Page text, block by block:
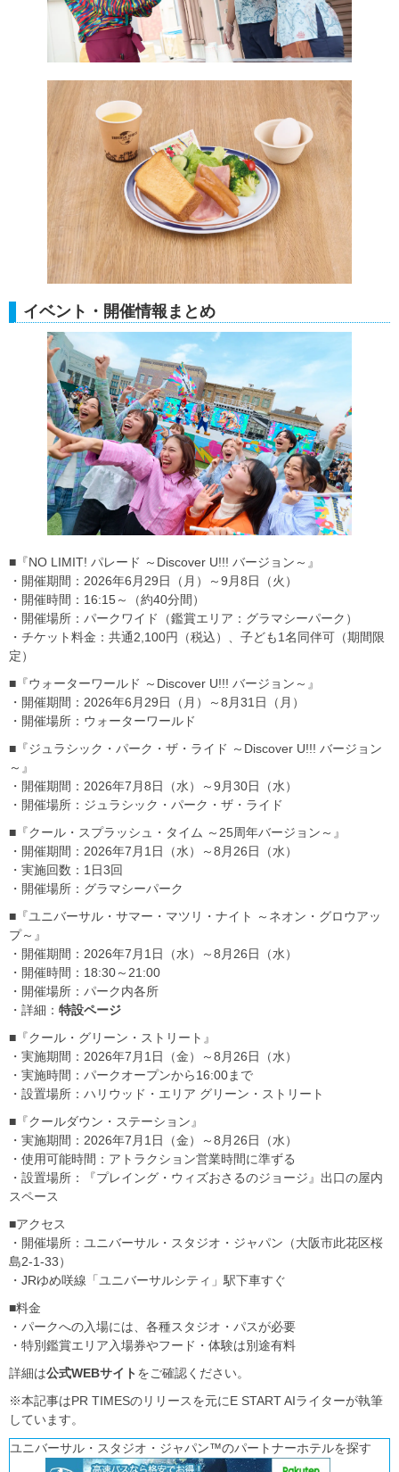
イベント・開催情報まとめ
■『NO LIMIT! パレード ～Discover U!!! バージョン～』
・開催期間：2026年6月29日（月）～9月8日（火）
・開催時間：16:15～（約40分間）
・開催場所：パークワイド（鑑賞エリア：グラマシーパーク）
・チケット料金：共通2,100円（税込）、子ども1名同伴可（期間限
定）
■『ウォーターワールド ～Discover U!!! バージョン～』
・開催期間：2026年6月29日（月）～8月31日（月）
・開催場所：ウォーターワールド
■『ジュラシック・パーク・ザ・ライド ～Discover U!!! バージョン
～』
・開催期間：2026年7月8日（水）～9月30日（水）
・開催場所：ジュラシック・パーク・ザ・ライド
■『クール・スプラッシュ・タイム ～25周年バージョン～』
・開催期間：2026年7月1日（水）～8月26日（水）
・実施回数：1日3回
・開催場所：グラマシーパーク
■『ユニバーサル・サマー・マツリ・ナイト ～ネオン・グロウアッ
プ～』
・開催期間：2026年7月1日（水）～8月26日（水）
・開催時間：18:30～21:00
・開催場所：パーク内各所
・詳細： 特設ページ
■『クール・グリーン・ストリート』
・実施期間：2026年7月1日（金）～8月26日（水）
・実施時間：パークオープンから16:00まで
・設置場所：ハリウッド・エリア グリーン・ストリート
■『クールダウン・ステーション』
・実施期間：2026年7月1日（金）～8月26日（水）
・使用可能時間：アトラクション営業時間に準ずる
・設置場所：『プレイング・ウィズおさるのジョージ』出口の屋内
スペース
■アクセス
・開催場所：ユニバーサル・スタジオ・ジャパン（大阪市此花区桜
島2-1-33）
・JRゆめ咲線「ユニバーサルシティ」駅下車すぐ
■料金
・パークへの入場には、各種スタジオ・パスが必要
・特別鑑賞エリア入場券やフード・体験は別途有料
詳細は公式WEBサイト をご確認ください。
※本記事はPR TIMESのリリースを元にE START AIライターが執筆
しています。
ユニバーサル・スタジオ・ジャパン™のパートナーホテルを探す